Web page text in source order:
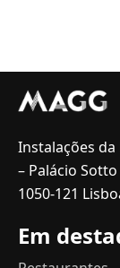
Instalações da
– Palácio
1050-121
Em